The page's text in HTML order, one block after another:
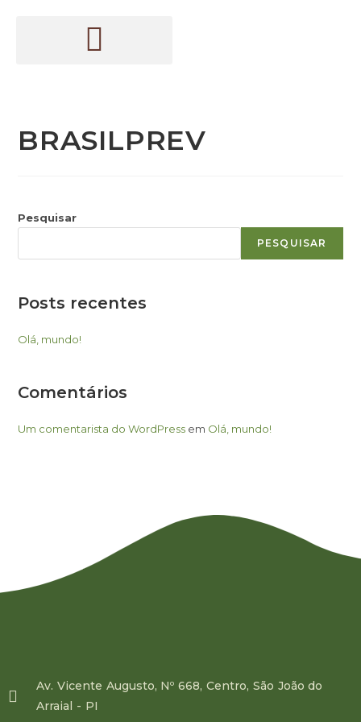
BRASILPREV
Pesquisar
PESQUISAR
Posts recentes
Olá, mundo!
Comentários
Um comentarista do WordPress em Olá, mundo!
Av. Vicente Augusto, Nº 668, Centro, São João do
Arraial - PI